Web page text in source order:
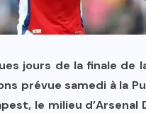
jours de la finale de
prévue samedi à la
le milieu d’Arsenal